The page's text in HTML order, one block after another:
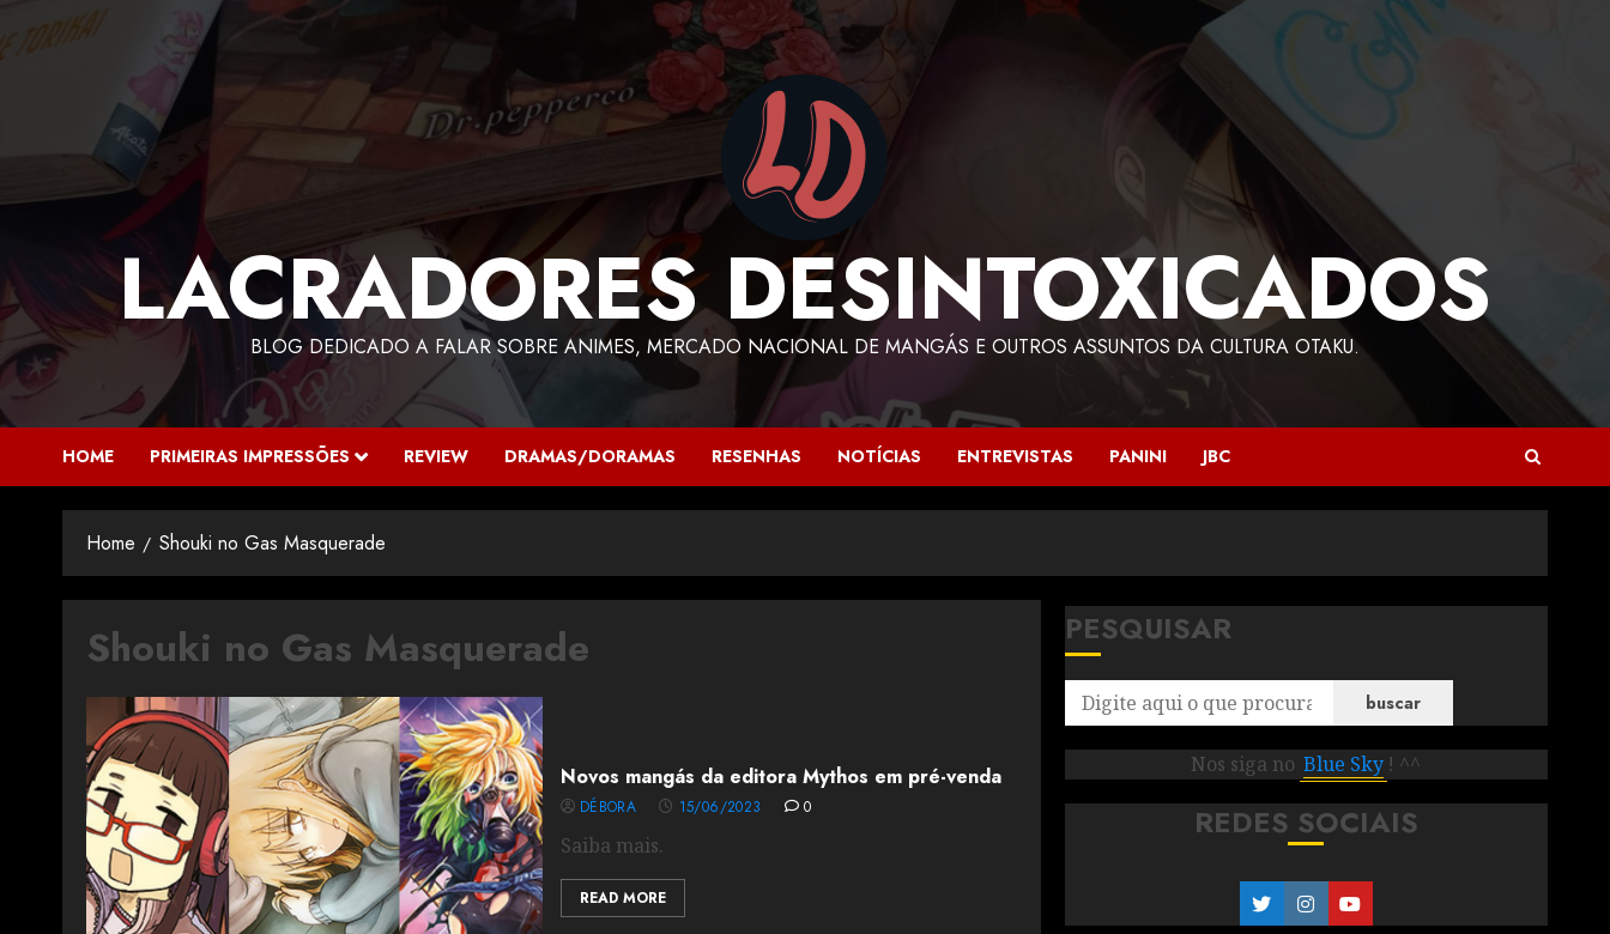
LACRADORES DESINTOXICADOS
BLOG DEDICADO A FALAR SOBRE ANIMES, MERCADO NACIONAL DE MANGÁS E OUTROS ASSUNTOS DA CULTURA OTAKU.
HOME PRIMEIRAS IMPRESSÕES REVIEW DRAMAS/DORAMAS RESENHAS NOTÍCIAS ENTREVISTAS PANINI JBC
Home Shouki no Gas Masquerade
Shouki no Gas Masquerade
Novos mangás da editora Mythos em pré-venda
DÉBORA 15/06/2023 0
Saiba mais.
READ MORE
PESQUISAR
buscar
Nos siga no Blue Sky ! ^^
REDES SOCIAIS